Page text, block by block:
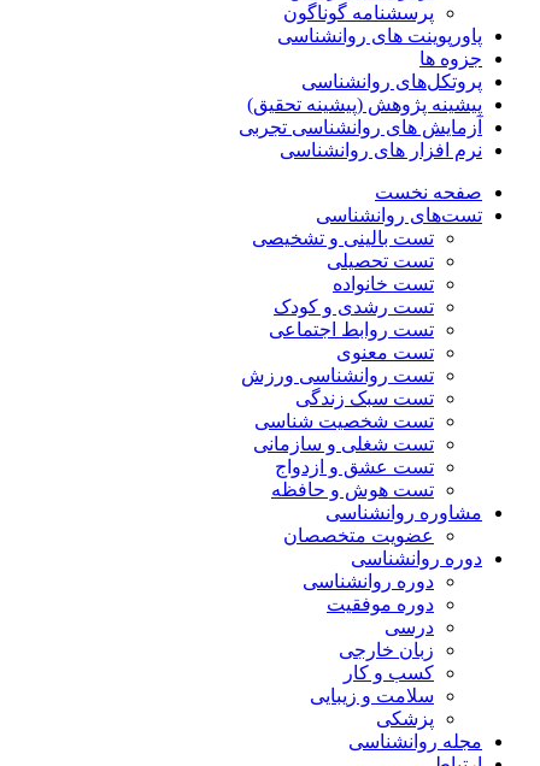
پرسشنامه گوناگون
پاورپوینت های روانشناسی
جزوه ها
پروتکل‌های روانشناسی
پیشینه پژوهش (پیشینه تحقیق)
آزمایش های روانشناسی تجربی
نرم افزار های روانشناسی
صفحه نخست
تست‌های روانشناسی
تست بالینی و تشخیصی
تست تحصیلی
تست خانواده
تست رشدی و کودک
تست روابط اجتماعی
تست معنوی
تست روانشناسی ورزش
تست سبک زندگی
تست شخصیت شناسی
تست شغلی و سازمانی
تست عشق و ازدواج
تست هوش و حافظه
مشاوره روانشناسی
عضویت متخصصان
دوره روانشناسی
دوره روانشناسی
دوره موفقیت
درسی
زبان خارجی
کسب و کار
سلامت و زیبایی
پزشکی
مجله روانشناسی